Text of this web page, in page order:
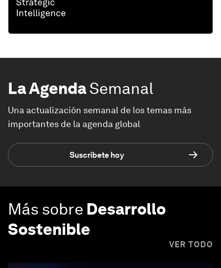
La AgendaSemanal
Una actualización semanal de los temas más
importantes de la agenda global
Suscríbete hoy
Más sobre Desarrollo
Sostenible
VER TODO